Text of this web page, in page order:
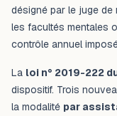
désigné par le juge
les facultés mentales
contrôle annuel
La loi n° 2019-222
dispositif. Trois
la modalité par